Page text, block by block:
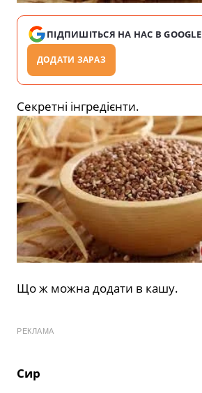
ПІДПИШІТЬСЯ НА НАС В GOOGLE
ДОДАТИ ЗАРАЗ
Секретні інгредієнти.
Що ж можна додати в кашу.
РЕКЛАМА
Сир